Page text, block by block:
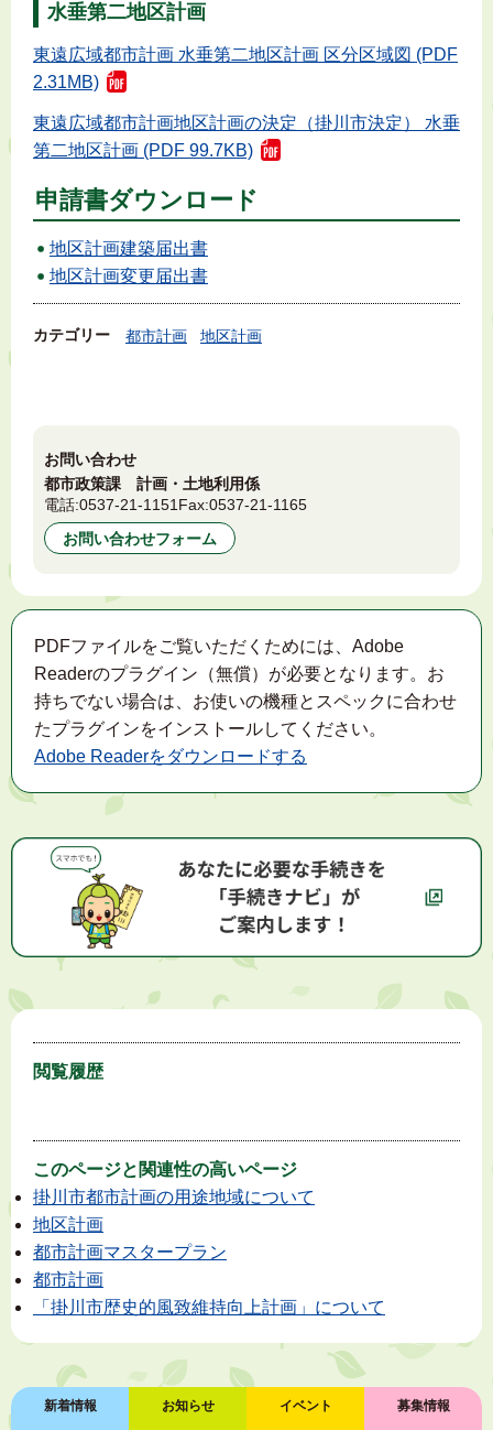
水垂第二地区計画
東遠広域都市計画 水垂第二地区計画 区分区域図 (PDF
2.31MB)
東遠広域都市計画地区計画の決定（掛川市決定） 水垂
第二地区計画 (PDF 99.7KB)
申請書ダウンロード
地区計画建築届出書
地区計画変更届出書
カテゴリー 都市計画 地区計画
お問い合わせ
都市政策課 計画・土地利用係
電話:0537-21-1151 Fax:0537-21-1165
お問い合わせフォーム
PDFファイルをご覧いただくためには、Adobe
Readerのプラグイン（無償）が必要となります。お
持ちでない場合は、お使いの機種とスペックに合わせ
たプラグインをインストールしてください。
Adobe Readerをダウンロードする
閲覧履歴
このページと 関連性の高いページ
掛川市都市計画の用途地域について
地区計画
都市計画マスタープラン
都市計画
「掛川市歴史的風致維持向上計画」について
新着情報 お知らせ イベント 募集情報